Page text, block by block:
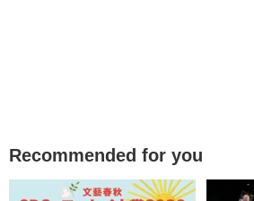
Recommended for you